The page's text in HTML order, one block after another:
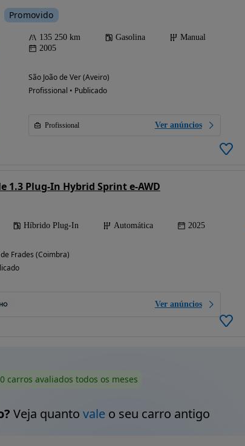
Promovido
135 250 km Gasolina
Manual
2005
São João de Ver (Aveiro)
Profissional • Publicado
Profissional Ver anúncios
1.3 Plug-In Hybrid Sprint e-AWD
Híbrido Plug-In Automática 2025
Frades (Coimbra)
Ver anúncios
carros avaliados todos os meses
Veja quanto valeo seu carro antigo